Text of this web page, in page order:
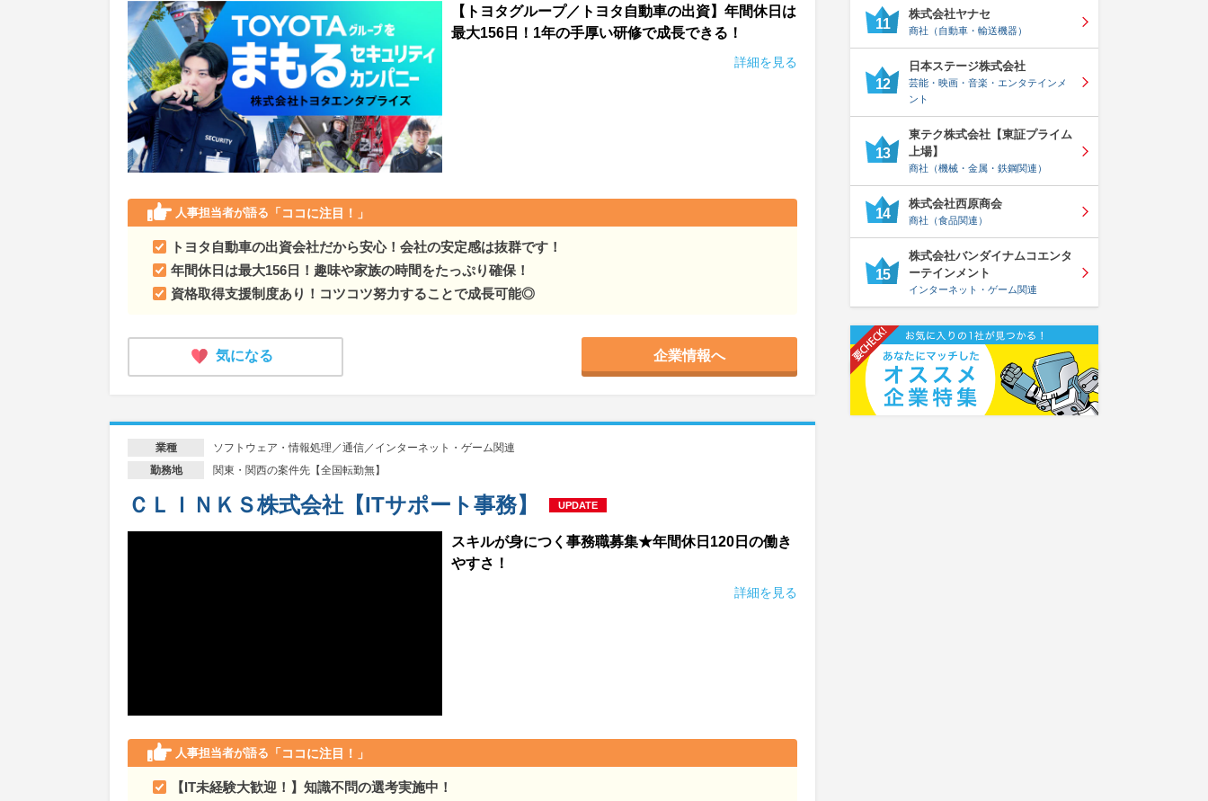
【トヨタグループ／トヨタ自動車の出資】年間休日は
最大156日！1年の手厚い研修で成長できる！
詳細を見る
人事担当者が語る 「ココに注目！」
トヨタ自動車の出資会社だから安心！会社の安定感は抜群です！
年間休日は最大156日！趣味や家族の時間をたっぷり確保！
資格取得支援制度あり！コツコツ努力することで成長可能◎
気になる 企業情報へ
業種 ソフトウェア・情報処理／通信／インターネット・ゲーム関連
勤務地 関東・関西の案件先【全国転勤無】
ＣＬＩＮＫＳ株式会社【ITサポート事務】 UPDATE
スキルが身につく事務職募集★年間休日120日の働き
やすさ！
詳細を見る
人事担当者が語る 「ココに注目！」
【IT未経験大歓迎！】知識不問の選考実施中！
11
株式会社ヤナセ
商社（自動車・輸送機器）
12
日本ステージ株式会社
芸能・映画・音楽・エンタテインメ
ント
13
東テク株式会社【東証プライム
上場】
商社（機械・金属・鉄鋼関連）
14
株式会社西原商会
商社（食品関連）
15
株式会社バンダイナムコエンタ
ーテインメント
インターネット・ゲーム関連